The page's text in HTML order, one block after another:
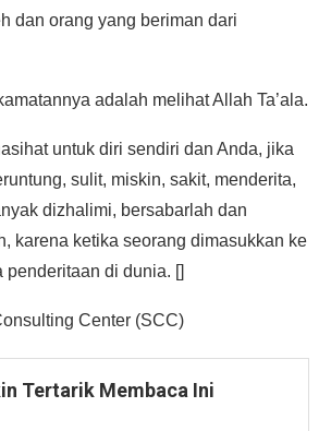
dan orang yang beriman dari
adalah melihat Allah Ta’ala.
untuk diri sendiri dan Anda, jika
sulit, miskin, sakit, menderita,
dizhalimi, bersabarlah dan
karena ketika seorang dimasukkan ke
penderitaan di dunia. []
Center (SCC)
Tertarik Membaca Ini